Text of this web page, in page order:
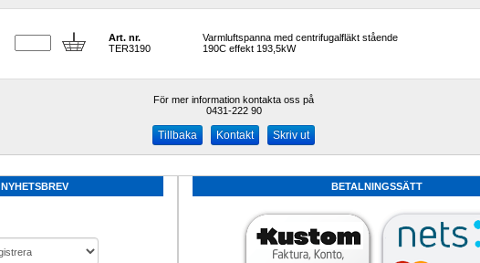
Art. nr.
TER3190
Varmluftspanna med centrifugalfläkt stående
190C effekt 193,5kW
För mer information kontakta oss på
0431-222 90
Kontakt Skriv ut
NYHETSBREV BETALNINGSSÄTT